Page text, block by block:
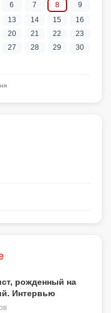
6 7 8
9
13 14 15
16
20 21 22
23
27 28 29
30
рожденный на
Интервью